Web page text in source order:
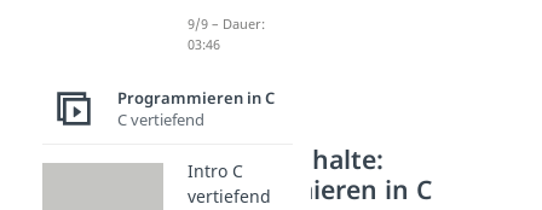
Weitere Inhalte:
Programmieren in C
9/9 – Dauer:
03:46
Programmieren in C
C vertiefend
Intro C
vertiefend